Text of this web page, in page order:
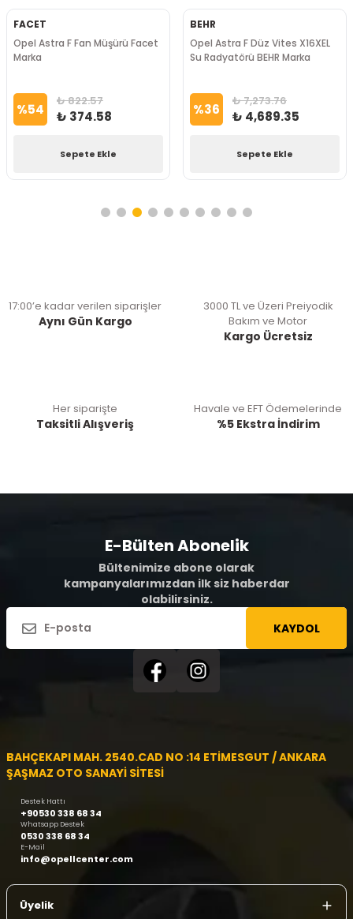
FACET
Opel Astra F Fan Müşürü Facet
Marka
%54 ₺ 822.57
₺ 374.58
Sepete Ekle
BEHR
Opel Astra F Düz Vites X16XEL
Su Radyatörü BEHR Marka
%36 ₺ 7,273.76
₺ 4,689.35
Sepete Ekle
17:00’e kadar verilen siparişler
Aynı Gün Kargo
3000 TL ve Üzeri Preiyodik
Bakım ve Motor
Kargo Ücretsiz
Her siparişte
Taksitli Alışveriş
Havale ve EFT Ödemelerinde
%5 Ekstra İndirim
E-Bülten Abonelik
Bültenimize abone olarak
kampanyalarımızdan ilk siz haberdar
olabilirsiniz.
KAYDOL
BAHÇEKAPI MAH. 2540.CAD NO :14 ETİMESGUT / ANKARA
ŞAŞMAZ OTO SANAYİ SİTESİ
Destek Hattı
+90530 338 68 34
Whatsapp Destek
0530 338 68 34
E-Mail
info@opellcenter.com
Üyelik